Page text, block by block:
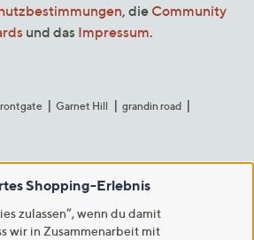
, die Community
und das Impressum.
Garnet Hill
grandin road
Shopping-Erlebnis
zulassen“, wenn du damit
wir in Zusammenarbeit mit